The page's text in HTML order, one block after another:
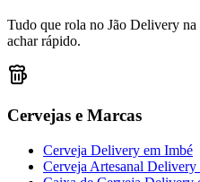
Tudo que rola no Jão Delivery
achar rápido.
Cervejas e Marcas
Cerveja Delivery em Imbé
Cerveja Artesanal Delivery